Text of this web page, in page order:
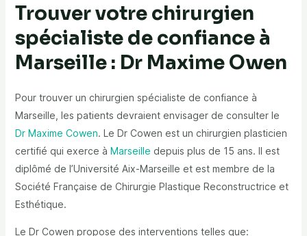
Trouver votre chirurgien
spécialiste de confiance à
Marseille : Dr Maxime Owen
Pour trouver un chirurgien spécialiste de confiance à
Marseille, les patients devraient envisager de consulter le
Dr Maxime Cowen. Le Dr Cowen est un chirurgien plasticien
certifié qui exerce à Marseille depuis plus de 15 ans. Il est
diplômé de l’Université Aix-Marseille et est membre de la
Société Française de Chirurgie Plastique Reconstructrice et
Esthétique.
Le Dr Cowen propose des interventions telles que: